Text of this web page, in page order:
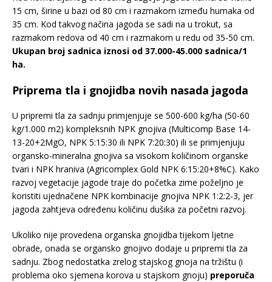
15 cm, širine u bazi od 80 cm i razmakom između humaka od
35 cm. Kod takvog načina jagoda se sadi na u trokut, sa
razmakom redova od 40 cm i razmakom u redu od 35-50 cm.
Ukupan broj sadnica iznosi od 37.000-45.000 sadnica/1
ha.
Priprema tla i gnojidba novih nasada jagoda
U pripremi tla za sadnju primjenjuje se 500-600 kg/ha (50-60
kg/1.000 m2) kompleksnih NPK gnojiva (Multicomp Base 14-
13-20+2MgO, NPK 5:15:30 ili NPK 7:20:30) ili se primjenjuju
organsko-mineralna gnojiva sa visokom količinom organske
tvari i NPK hraniva (Agricomplex Gold NPK 6:15:20+8%C). Kako
razvoj vegetacije jagode traje do početka zime poželjno je
koristiti ujednačene NPK kombinacije gnojiva NPK 1:2:2-3, jer
jagoda zahtjeva određenu količinu dušika za početni razvoj.
Ukoliko nije provedena organska gnojidba tijekom ljetne
obrade, onada se organsko gnojivo dodaje u pripremi tla za
sadnju. Zbog nedostatka zrelog stajskog gnoja na tržištu (i
problema oko sjemena korova u stajskom gnoju) preporuča